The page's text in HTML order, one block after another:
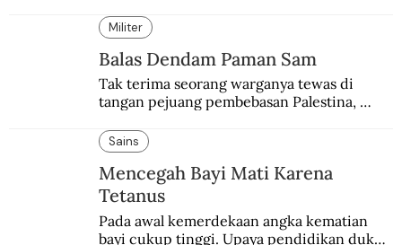
“Neverkusen”.
Militer
Balas Dendam Paman Sam
Tak terima seorang warganya tewas di
tangan pejuang pembebasan Palestina,
pembalasan.
Sains
Mencegah Bayi Mati Karena
Tetanus
Pada awal kemerdekaan angka kematian
bayi cukup tinggi. Upaya pendidikan dukun